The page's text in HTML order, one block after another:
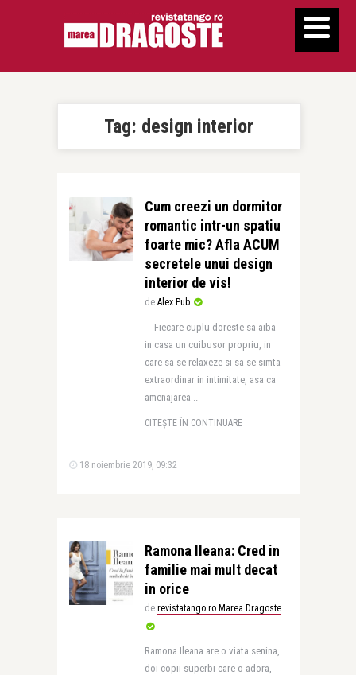
Tag: design interior
Cum creezi un dormitor
romantic intr-un spatiu
foarte mic? Afla ACUM
secretele unui design
interior de vis!
de Alex Pub
Fiecare cuplu doreste sa aiba
in casa un cuibusor propriu, in
care sa se relaxeze si sa se simta
extraordinar in intimitate, asa ca
amenajarea ..
CITEȘTE ÎN CONTINUARE
18 noiembrie 2019, 09:32
Ramona Ileana: Cred in
familie mai mult decat
in orice
de revistatango.ro Marea Dragoste
Ramona Ileana are o viata senina,
doi copii superbi care o adora,